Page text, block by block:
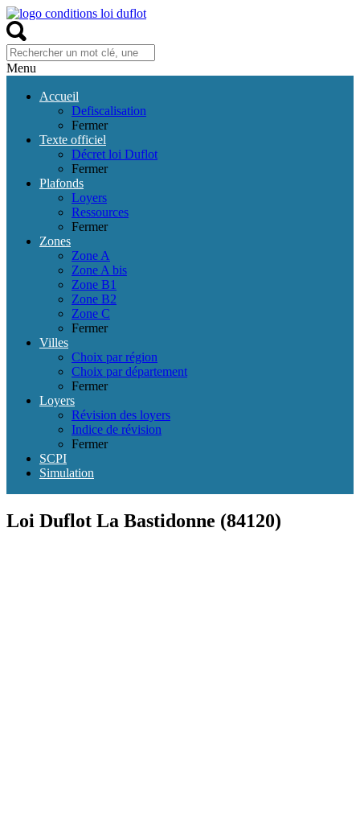
Menu
Accueil
Defiscalisation
Fermer
Texte officiel
Décret loi Duflot
Fermer
Plafonds
Loyers
Ressources
Fermer
Zones
Zone A
Zone A bis
Zone B1
Zone B2
Zone C
Fermer
Villes
Choix par région
Choix par département
Fermer
Loyers
Révision des loyers
Indice de révision
Fermer
SCPI
Simulation
Loi Duflot La Bastidonne (84120)